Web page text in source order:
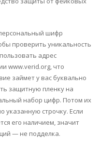
шифр
проверить уникальность
адрес
www.verid.org, что
займет у вас буквально
защитную пленку на
набор цифр. Потом их
указанную строчку. Если
его наличием, значит
— не подделка.